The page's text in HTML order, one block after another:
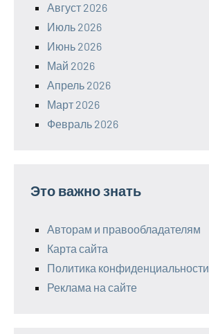
Август 2026
Июль 2026
Июнь 2026
Май 2026
Апрель 2026
Март 2026
Февраль 2026
Это важно знать
Авторам и правообладателям
Карта сайта
Политика конфиденциальности
Реклама на сайте